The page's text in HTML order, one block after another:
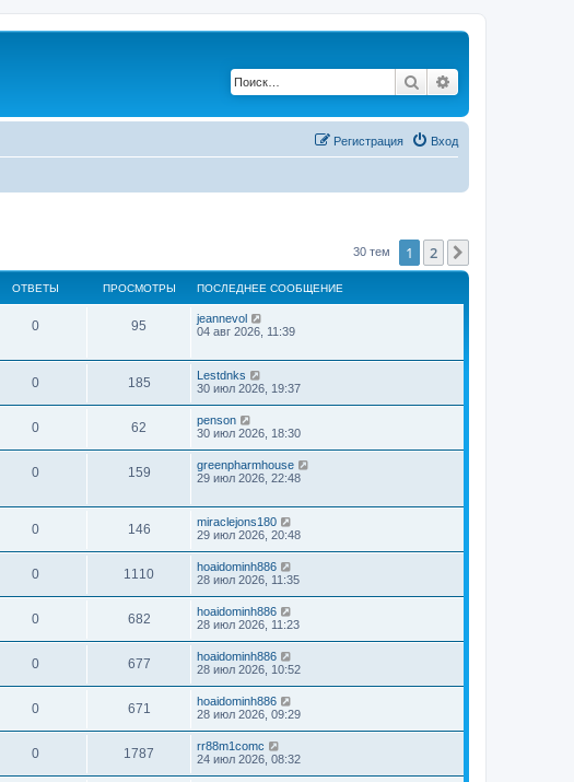
Поиск
Вход
Регистрация
30 тем 1 2
ОТВЕТЫ ПРОСМОТРЫ ПОСЛЕДНЕЕ СООБЩЕНИЕ
0 95
jeannevol
04 авг 2026, 11:39
0 185
Lestdnks
30 июл 2026, 19:37
0 62
penson
30 июл 2026, 18:30
0 159
greenpharmhouse
29 июл 2026, 22:48
0 146
miraclejons180
29 июл 2026, 20:48
0 1110
hoaidominh886
28 июл 2026, 11:35
0 682
hoaidominh886
28 июл 2026, 11:23
0 677
hoaidominh886
28 июл 2026, 10:52
0 671
hoaidominh886
28 июл 2026, 09:29
0 1787
rr88m1comc
24 июл 2026, 08:32